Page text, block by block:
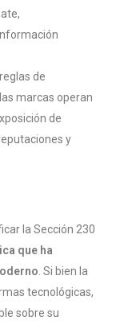
de
marcas operan
de
y
la Sección 230
que ha
. Si bien la
tecnológicas,
sobre su